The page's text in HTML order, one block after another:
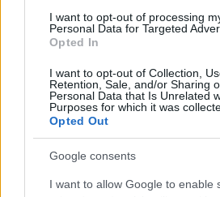
I want to opt-out of processing
Personal Data for Targeted
Opted In
I want to opt-out of Collection,
Retention, Sale, and/or Sharing
Personal Data that Is Unrelated
Purposes for which it was
Opted Out
Google consents
I want to allow Google to enable
Processzor: Intel Core i7-8700K
3600
Videokártya: NVIDIA GeForce
RAM: 12 GB
Szabad hely: 20 GB SSD
Layers of Fear ajánlott
bekapcsolásával: